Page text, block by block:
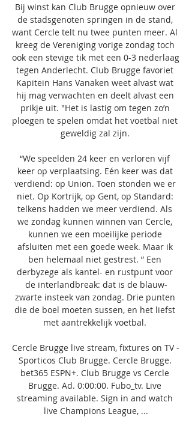
Bij winst kan Club Brugge opnieuw over
de stadsgenoten springen in de stand,
want Cercle telt nu twee punten meer. Al
kreeg de Vereniging vorige zondag toch
ook een stevige tik met een 0-3 nederlaag
tegen Anderlecht. Club Brugge favoriet
Kapitein Hans Vanaken weet alvast wat
hij mag verwachten en deelt alvast een
prikje uit. "Het is lastig om tegen zo’n
ploegen te spelen omdat het voetbal niet
geweldig zal zijn.
“We speelden 24 keer en verloren vijf
keer op verplaatsing. Eén keer was dat
verdiend: op Union. Toen stonden we er
niet. Op Kortrijk, op Gent, op Standard:
telkens hadden we meer verdiend. Als
we zondag kunnen winnen van Cercle,
kunnen we een moeilijke periode
afsluiten met een goede week. Maar ik
ben helemaal niet gestrest. ” Een
derbyzege als kantel- en rustpunt voor
de interlandbreak: dat is de blauw-
zwarte insteek van zondag. Drie punten
die de boel moeten sussen, en het liefst
met aantrekkelijk voetbal.
Cercle Brugge live stream, fixtures on TV -
Sporticos Club Brugge. Cercle Brugge.
bet365 ESPN+. Club Brugge vs Cercle
Brugge. Ad. 0:00:00. Fubo_tv. Live
streaming available. Sign in and watch
live Champions League, ...